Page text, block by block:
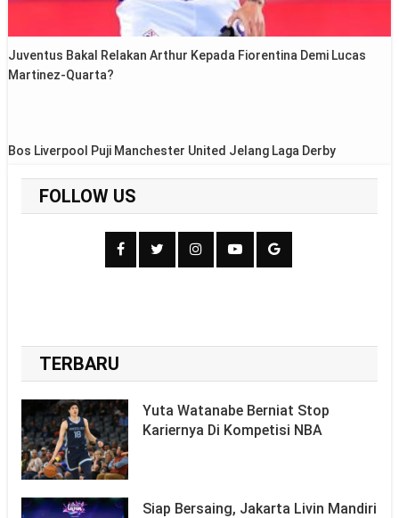
Juventus Bakal Relakan Arthur Kepada Fiorentina Demi Lucas
Martinez-Quarta?
Bos Liverpool Puji Manchester United Jelang Laga Derby
FOLLOW US
TERBARU
Yuta Watanabe Berniat Stop
Kariernya Di Kompetisi NBA
Siap Bersaing, Jakarta Livin Mandiri